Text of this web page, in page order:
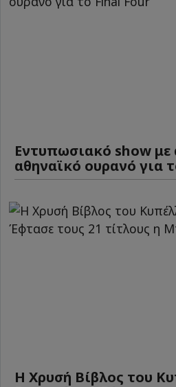
Εντυπωσιακό show με
αθηναϊκό ουρανό για
Η Χρυσή Βίβλος του